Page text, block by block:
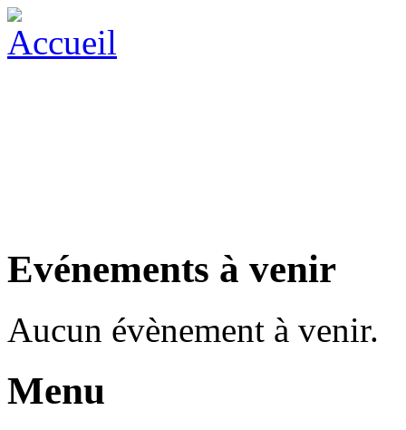
Evénements à venir
Aucun évènement à venir.
Menu